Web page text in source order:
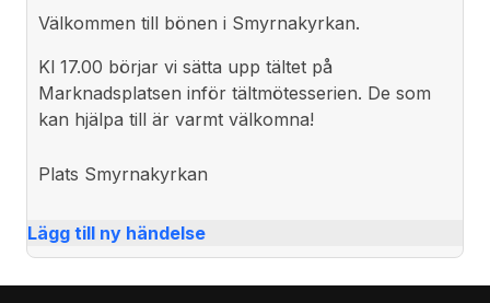
Välkommen till bönen i Smyrnakyrkan.
Kl 17.00 börjar vi sätta upp tältet på
Marknadsplatsen inför tältmötesserien. De som
kan hjälpa till är varmt välkomna!
Plats Smyrnakyrkan
Lägg till ny händelse